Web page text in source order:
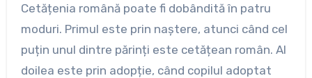
Cetățenia română poate fi dobândită în patru
moduri. Primul este prin naștere, atunci când cel
puțin unul dintre părinți este cetățean român. Al
doilea este prin adopție, când copilul adoptat